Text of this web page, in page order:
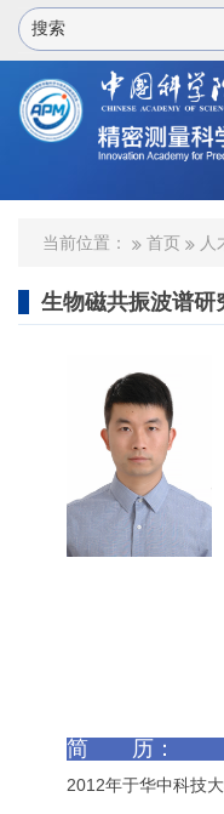
当前位置： 首页 人
生物磁共振波谱研
简 历：
2012年于华中科技